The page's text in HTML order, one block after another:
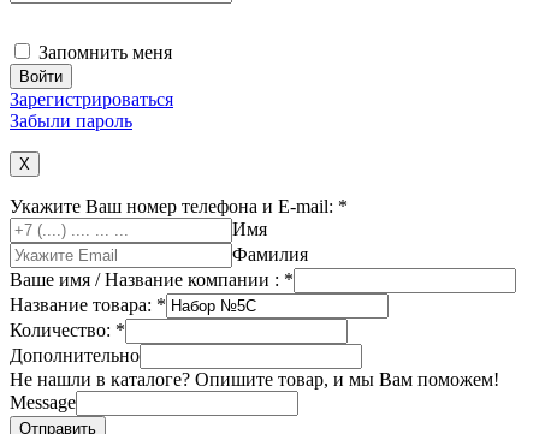
Запомнить меня
Зарегистрироваться
Забыли пароль
X
Укажите Ваш номер телефона и E-mail: *
Имя
Фамилия
Ваше имя / Название компании : *
Название товара: *
Количество: *
Дополнительно
Не нашли в каталоге? Опишите товар, и мы Вам поможем!
Message
Отправить